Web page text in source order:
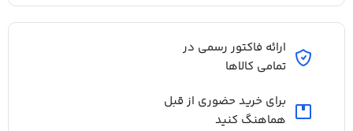
ارائه فاکتور رسمی در
تمامی کالاها
برای خرید حضوری از قبل
هماهنگ کنید